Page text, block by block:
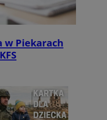
w Piekarach